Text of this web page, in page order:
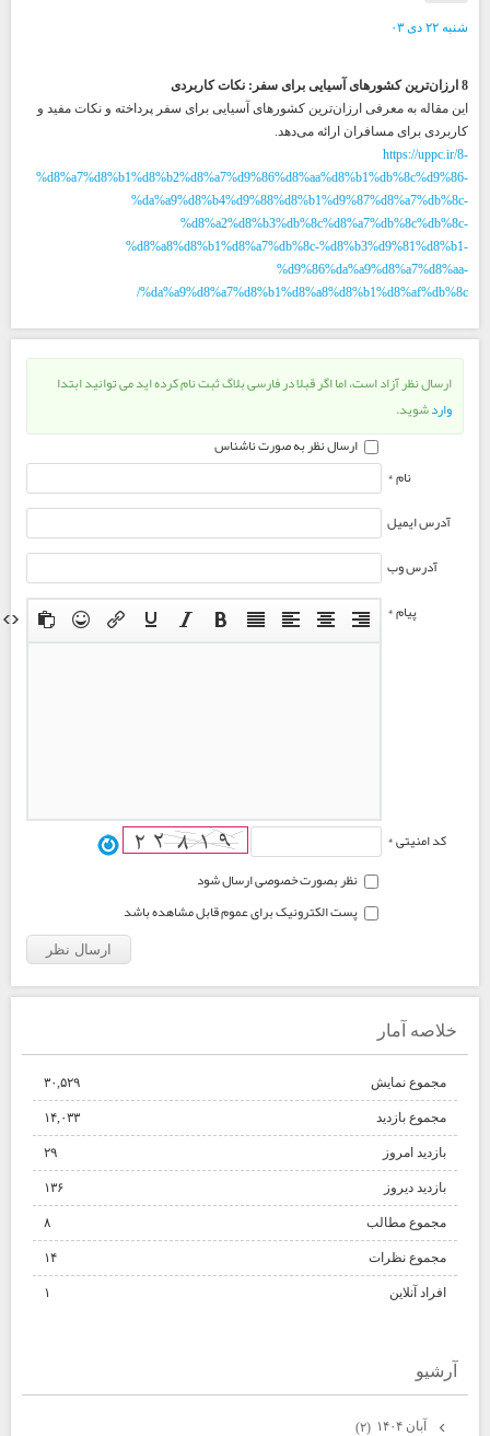
شنبه ۲۲ دی ۰۳
ارزان‌ترین کشورهای آسیایی برای سفر: نکات کاربردی
این مقاله به معرفی ارزان‌ترین کشورهای آسیایی برای سفر پرداخته و نکات مفید و
کاربردی برای مسافران ارائه می‌دهد.
https://uppc.ir/8-
%d8%a7%d8%b1%d8%b2%d8%a7%d9%86%d8%aa%d8%b1%db%8c%d9%86-
%da%a9%d8%b4%d9%88%d8%b1%d9%87%d8%a7%db%8c-
%d8%a2%d8%b3%db%8c%d8%a7%db%8c%db%8c-
%d8%a8%d8%b1%d8%a7%db%8c-%d8%b3%d9%81%d8%b1-
%d9%86%da%a9%d8%a7%d8%aa-
%da%a9%d8%a7%d8%b1%d8%a8%d8%b1%d8%af%db%8c/
ارسال نظر آزاد است، اما اگر قبلا در فارسی بلاگ ثبت نام کرده اید می توانید ابتدا
واردشوید.
ارسال نظر به صورت ناشناس
نام *
آدرس ایمیل
آدرس وب
پیام *
کد امنیتی *
نظر بصورت خصوصی ارسال شود
پست الکترونیک برای عموم قابل مشاهده باشد
خلاصه آمار
مجموع نمایش‌ ۳۰,۵۲۹
مجموع بازدید ۱۴,۰۳۳
بازدید امروز ۲۹
بازدید دیروز ۱۳۶
مجموع مطالب
مجموع نظرات ۱۴
افراد آنلاین
آرشيو
آبان ۱۴۰۴ (۲)